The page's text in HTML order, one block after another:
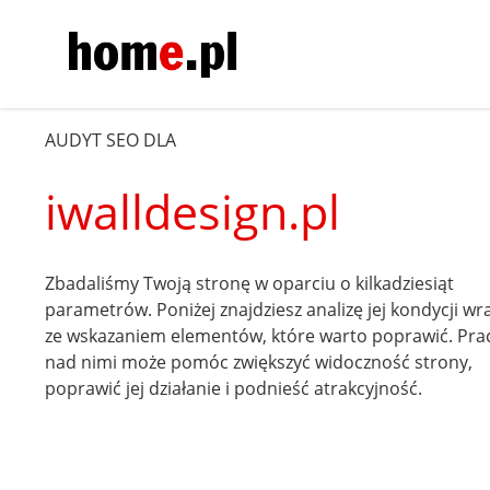
AUDYT SEO DLA
iwalldesign.pl
Zbadaliśmy Twoją stronę w oparciu o kilkadziesiąt
parametrów. Poniżej znajdziesz analizę jej kondycji
ze wskazaniem elementów, które warto poprawić.
nad nimi może pomóc zwiększyć widoczność strony,
poprawić jej działanie i podnieść atrakcyjność.